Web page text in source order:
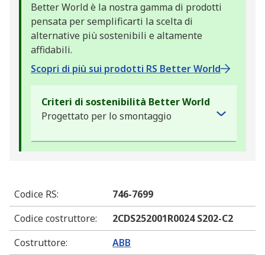
Better World è la nostra gamma di prodotti
pensata per semplificarti la scelta di
alternative più sostenibili e altamente
affidabili.
Scopri di più sui prodotti RS Better World
Criteri di sostenibilità Better World
Progettato per lo smontaggio
Codice RS:
746-7699
Codice costruttore:
2CDS252001R0024 S202-C2
Costruttore: ABB